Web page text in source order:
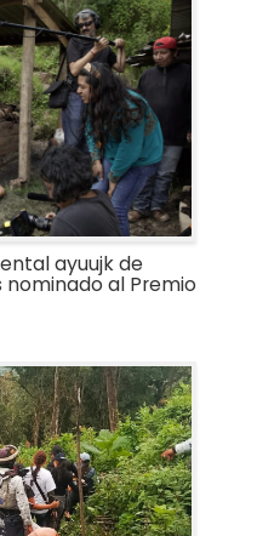
ayuujk de
al Premio